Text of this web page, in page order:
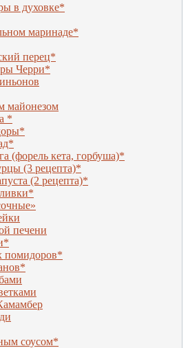
в духовке*
маринаде*
перец*
Черри*
майонезом
*
(форель кета, горбуша)*
(3 рецепта)*
(2 рецепта)*
печени
помидоров*
соусом*